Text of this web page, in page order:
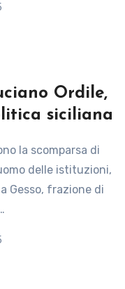
Ordile,
siciliana
delle istituzioni,
Gesso, frazione di